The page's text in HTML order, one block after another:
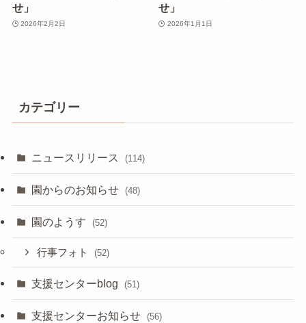
せ」
2026年2月2日
せ」
2026年1月1日
カテゴリー
ニュースリリース (114)
園からのお知らせ (48)
園のようす (52)
行事フォト (52)
支援センターblog (51)
支援センターお知らせ (56)